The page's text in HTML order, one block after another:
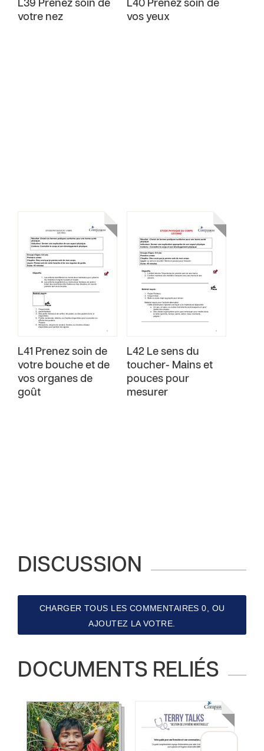
L39 Prenez soin de
votre nez
L40 Prenez soin de
vos yeux
L41 Prenez soin de
votre bouche et de
vos organes de
goût
L42 Le sens du
toucher- Mains et
pouces pour
mesurer
DISCUSSION
CHARGER TOUS LES COMMENTAIRES 0, OU
AJOUTEZ LA VOTRE.
DOCUMENTS RELIÉS